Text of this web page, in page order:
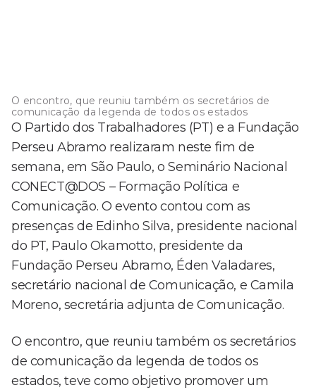
O encontro, que reuniu também os secretários de
comunicação da legenda de todos os estados
O Partido dos Trabalhadores (PT) e a Fundação
Perseu Abramo realizaram neste fim de
semana, em São Paulo, o Seminário Nacional
CONECT@DOS – Formação Política e
Comunicação. O evento contou com as
presenças de Edinho Silva, presidente nacional
do PT, Paulo Okamotto, presidente da
Fundação Perseu Abramo, Éden Valadares,
secretário nacional de Comunicação, e Camila
Moreno, secretária adjunta de Comunicação.
O encontro, que reuniu também os secretários
de comunicação da legenda de todos os
estados, teve como objetivo promover um